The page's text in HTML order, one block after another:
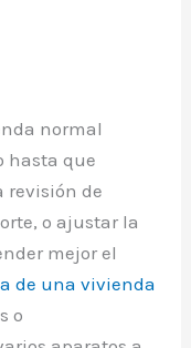
normal
hasta que
revisión de
o ajustar la
mejor el
de una vivienda
o